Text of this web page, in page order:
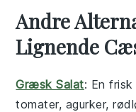
Andre
Lignende
Græsk Salat: En
tomater, agurker,